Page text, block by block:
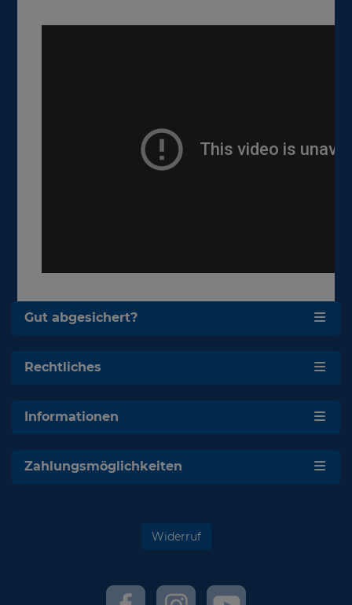
Gut abgesichert?
Rechtliches
Informationen
Zahlungsmöglichkeiten
Widerruf